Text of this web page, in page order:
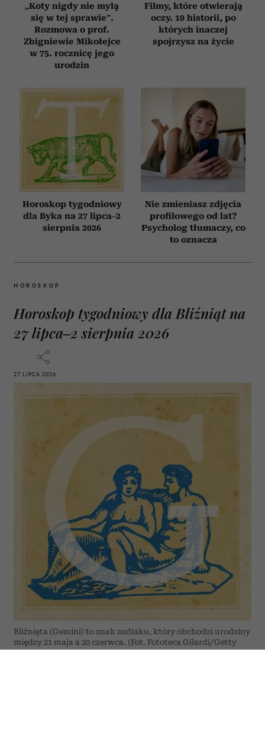
„Koty nigdy nie mylą
się w tej sprawie”.
Rozmowa o prof.
Zbigniewie Mikołejce
w 75. rocznicę jego
urodzin
Filmy, które otwierają
oczy. 10 historii, po
których inaczej
spojrzysz na życie
Horoskop tygodniowy
dla Byka na 27 lipca–2
sierpnia 2026
Nie zmieniasz zdjęcia
profilowego od lat?
Psycholog tłumaczy, co
to oznacza
HOROSKOP
Horoskop tygodniowy dla Bliźniąt na
27 lipca–2 sierpnia 2026
27 LIPCA 2026
Bliźnięta (Gemini) to znak zodiaku, który obchodzi urodziny
między 21 maja a 20 czerwca. (Fot. Fototeca Gilardi/Getty
Images)